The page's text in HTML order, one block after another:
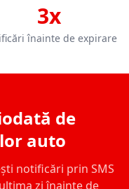
3x
înainte de expirare
de
auto
notificări prin SMS
zi înainte de